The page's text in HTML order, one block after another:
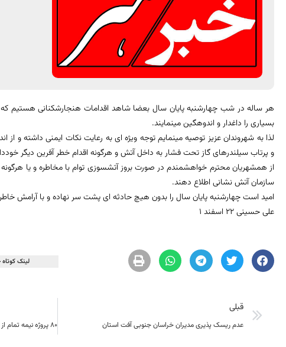
هر ساله در شب چهارشنبه پایان سال بعضا شاهد اقدامات هنجارشکنانی هستیم که
بسیاری را داغدار و اندوهگین مینمایند.
لذا به شهروندان عزیز توصیه مینمایم توجه ویژه ای به رعایت نکات ایمنی داشته و
و پرتاب سیلندرهای گاز تحت فشار به داخل آتش و هرگونه اقدام خطر آفرین دیگر
سازمان آتش نشانی اطلاع دهند.
امید است چهارشنبه پایان سال را بدون هیچ حادثه ای پشت سر نهاده و با آرامش
علی حسینی ۲۲ اسفند ۱
لینک
قبلی
عدم ریسک پذیری مدیران خراسان جنوبی آفت استان